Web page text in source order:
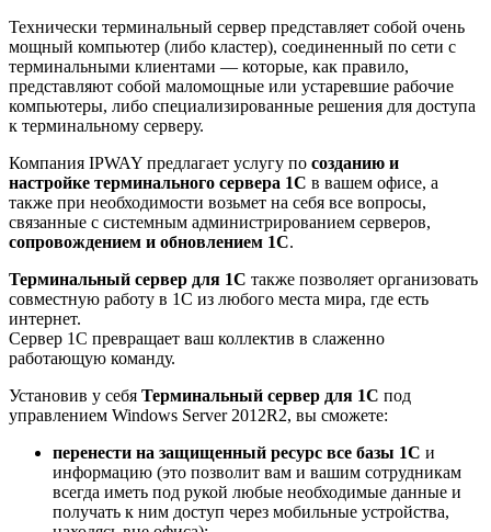
Технически терминальный сервер представляет собой очень
мощный компьютер (либо кластер), соединенный по сети с
терминальными клиентами — которые, как правило,
представляют собой маломощные или устаревшие рабочие
компьютеры, либо специализированные решения для доступа
к терминальному серверу.
Компания IPWAY предлагает услугу по созданию и
настройке терминального сервера 1С в вашем офисе, а
также при необходимости возьмет на себя все вопросы,
связанные с системным администрированием серверов,
сопровождением и обновлением 1С.
Терминальный сервер для 1С также позволяет организовать
совместную работу в 1С из любого места мира, где есть
интернет.
Сервер 1С превращает ваш коллектив в слаженно
работающую команду.
Установив у себя Терминальный сервер для 1С под
управлением Windows Server 2012R2, вы сможете:
перенести на защищенный ресурс все базы 1С и
информацию (это позволит вам и вашим сотрудникам
всегда иметь под рукой любые необходимые данные и
получать к ним доступ через мобильные устройства,